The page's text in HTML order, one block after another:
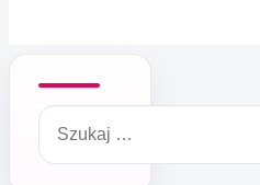
Szukaj: